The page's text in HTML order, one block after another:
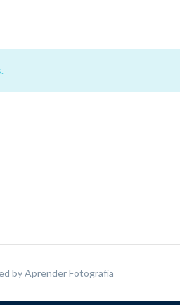
byAprender Fotografía